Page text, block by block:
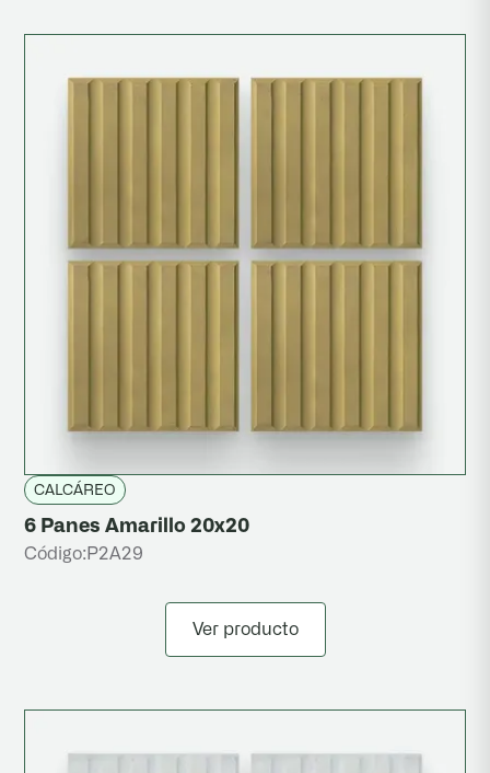
CALCÁREO
6 Panes Amarillo 20x20
Código: P2A29
Ver producto